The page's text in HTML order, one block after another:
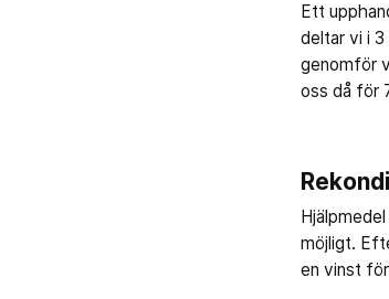
Ett
deltar vi i 3
genomför
oss då för
möjligt.
en vinst